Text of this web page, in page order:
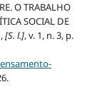
O TRABALHO
SOCIAL DE
,[S. l.], v. 1, n. 3, p.